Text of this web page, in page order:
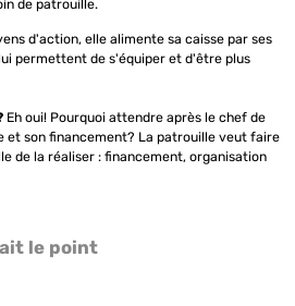
de patrouille.
d'action, elle alimente sa caisse par ses
permettent de s'équiper et d'être plus
Eh oui! Pourquoi attendre après le chef de
et son financement? La patrouille veut faire
de la réaliser : financement, organisation
le point